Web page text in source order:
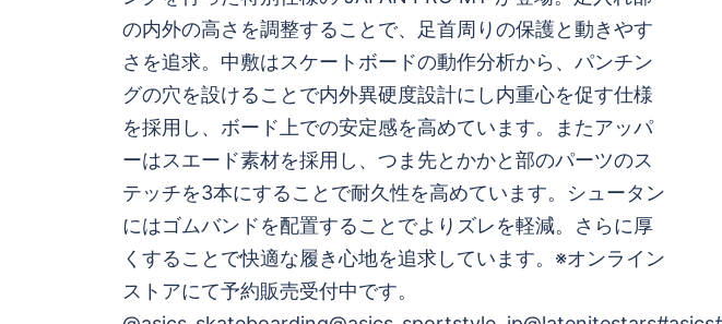
の内外の高さを調整することで、足首周りの保護と動きやす
さを追求。中敷はスケートボードの動作分析から、パンチン
グの穴を設けることで内外異硬度設計にし内重心を促す仕様
を採用し、ボード上での安定感を高めています。またアッパ
ーはスエード素材を採用し、つま先とかかと部のパーツのス
テッチを3本にすることで耐久性を高めています。シュータン
にはゴムバンドを配置することでよりズレを軽減。さらに厚
くすることで快適な履き心地を追求しています。※オンライン
ストアにて予約販売受付中です。